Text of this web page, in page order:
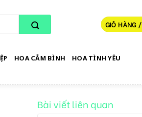
GIỎ HÀNG /
HOA CẮM BÌNH
HOA TÌNH YÊU
Bài viết liên quan